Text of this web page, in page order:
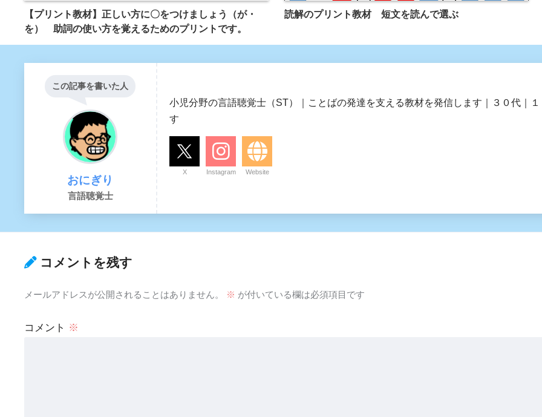
【プリント教材】正しい方に〇をつけましょう（が・
を） 助詞の使い方を覚えるためのプリントです。
読解のプリント教材 短文を読んで選ぶ
この記事を書いた人
おにぎり
言語聴覚士
小児分野の言語聴覚士（ST）｜ことばの発達を支える教材を発信します｜３０代｜
す
X Instagram Website
コメントを残す
メールアドレスが公開されることはありません。 ※ が付いている欄は必須項目です
コメント ※